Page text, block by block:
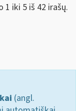
1 iki 5 iš 42 irašų.
(angl.